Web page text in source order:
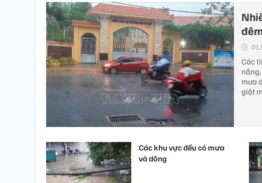
Các
mưa
giật
Các khu vực đều có mưa
và dông